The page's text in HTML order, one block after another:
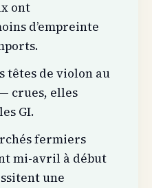
ont
d’empreinte
têtes de violon au
crues, elles
GI.
fermiers
mi-avril à début
une